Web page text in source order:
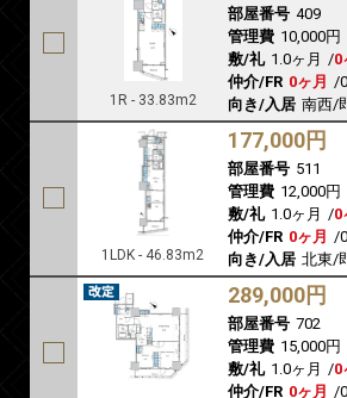
1R - 33.83m2
部屋番号 409
管理費 10,000円
敷/礼 1.0ヶ月 /0
仲介/FR 0ヶ月 /
向き/入居 南西/
1LDK - 46.83m2
177,000円
部屋番号 511
管理費 12,000円
敷/礼 1.0ヶ月 /0
仲介/FR 0ヶ月 /
向き/入居 北東/
289,000円
部屋番号 702
管理費 15,000円
敷/礼 1.0ヶ月 /0
仲介/FR 0ヶ月 /